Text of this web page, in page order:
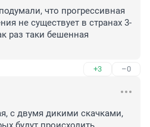
что прогрессивная
не существует в странах 3-
раз таки бешенная
+3 –0
с двумя дикими скачками,